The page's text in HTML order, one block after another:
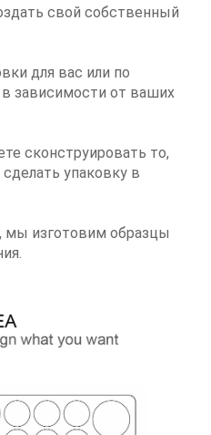
свой собственный
для вас или по
зависимости от ваших
сконструировать то,
упаковку в
мы изготовим образцы